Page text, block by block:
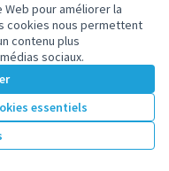
pour améliorer la
cookies nous permettent
contenu plus
sociaux.
essentiels
Retenue